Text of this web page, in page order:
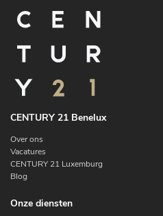
CENTURY 21 Benelux
Over ons
Vacatures
CENTURY 21 Luxemburg
Blog
Onze diensten